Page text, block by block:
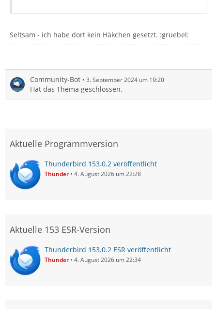
Seltsam - ich habe dort kein Häkchen gesetzt. :gruebel:
Community-Bot 3. September 2024 um 19:20
Hat das Thema geschlossen.
Aktuelle Programmversion
Thunderbird 153.0.2 veröffentlicht
Thunder 4. August 2026 um 22:28
Aktuelle 153 ESR-Version
Thunderbird 153.0.2 ESR veröffentlicht
Thunder 4. August 2026 um 22:34